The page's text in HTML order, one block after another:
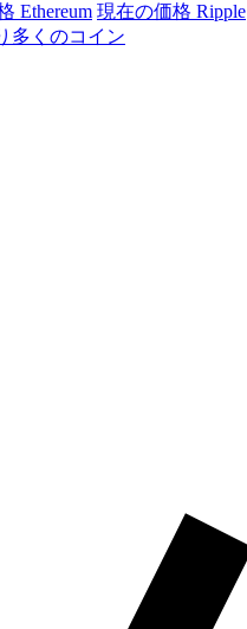
Ethereum 現在の価格 Ripple
多くのコイン